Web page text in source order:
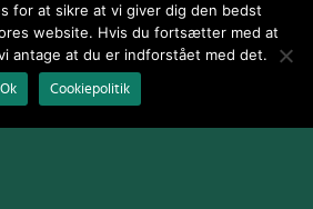
for at sikre at vi giver dig den bedst
website. Hvis du fortsætter med at
antage at du er indforstået med det.
Ok
Cookiepolitik